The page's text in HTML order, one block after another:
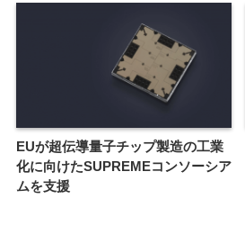
EUが超伝導量子チップ製造の工業
化に向けたSUPREMEコンソーシア
ムを支援